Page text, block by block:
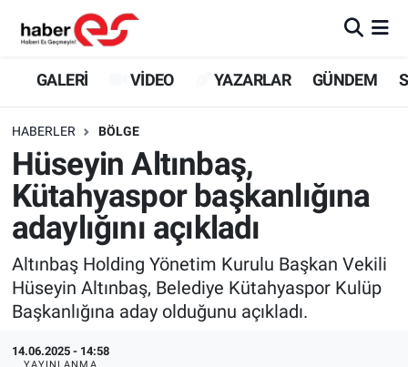
GALERİ VİDEO YAZARLAR GÜNDEM
HABERLER BÖLGE
Hüseyin Altınbaş,
Kütahyaspor başkanlığına
adaylığını açıkladı
Altınbaş Holding Yönetim Kurulu Başkan Vekili
Hüseyin Altınbaş, Belediye Kütahyaspor Kulüp
Başkanlığına aday olduğunu açıkladı.
14.06.2025 - 14:58
YAYINLANMA
GALERİ
YAZARLAR
GÜNDEM
SİYASET
TEKNOLOJİ
EKONOMİ
Eskişehir Nöbetçi Eczaneler
Eskişehir Trafik Yoğunluk Haritası
Süper Lig Puan Durumu ve Fikstür
Tüm Manşetler
Son Dakika Haberleri
Haber Arşivi